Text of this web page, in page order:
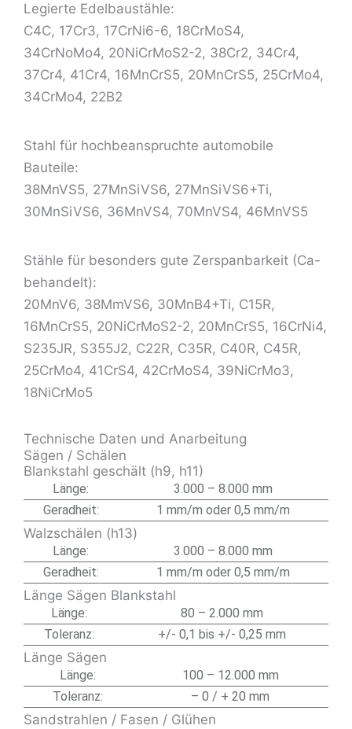
Legierte Edelbaustähle:
C4C, 17Cr3, 17CrNi6-6, 18CrMoS4,
34CrNoMo4, 20NiCrMoS2-2, 38Cr2, 34Cr4,
37Cr4, 41Cr4, 16MnCrS5, 20MnCrS5, 25CrMo4,
34CrMo4, 22B2
Stahl für hochbeanspruchte automobile
Bauteile:
38MnVS5, 27MnSiVS6, 27MnSiVS6+Ti,
30MnSiVS6, 36MnVS4, 70MnVS4, 46MnVS5
Stähle für besonders gute Zerspanbarkeit (Ca-
behandelt):
20MnV6, 38MmVS6, 30MnB4+Ti, C15R,
16MnCrS5, 20NiCrMoS2-2, 20MnCrS5, 16CrNi4,
S235JR, S355J2, C22R, C35R, C40R, C45R,
25CrMo4, 41CrS4, 42CrMoS4, 39NiCrMo3,
18NiCrMo5
Technische Daten und Anarbeitung
Sägen / Schälen
Blankstahl geschält (h9, h11)
Länge:
3.000 – 8.000 mm
Geradheit:
1 mm/m oder 0,5 mm/m
Walzschälen (h13)
Länge:
3.000 – 8.000 mm
Geradheit:
1 mm/m oder 0,5 mm/m
Länge Sägen Blankstahl
Länge:
80 – 2.000 mm
Toleranz:
+/- 0,1 bis +/- 0,25 mm
Länge Sägen
Länge:
100 – 12.000 mm
Toleranz:
– 0 / + 20 mm
Sandstrahlen / Fasen / Glühen